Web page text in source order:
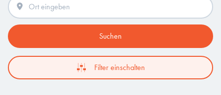
Suchen
Filter einschalten